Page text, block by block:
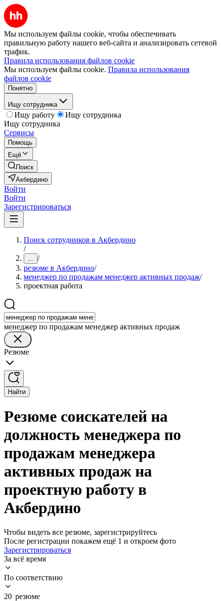
Мы используем файлы cookie, чтобы обеспечивать
правильную работу нашего веб-сайта и анализировать сетевой
трафик.
Правила использования файлов cookie
Мы используем файлы cookie. Правила использования
файлов cookie
Понятно
Ищу сотрудника
Ищу работу
Ищу сотрудника
Ищу сотрудника
Сервисы
Помощь
Ещё
Поиск
Акбердино
Войти
Войти
Зарегистрироваться
Поиск сотрудников в Акбердино
/
... /
резюме в Акбердино/
менеджер по продажам менеджер активных продаж/
проектная работа
менеджер по продажам менеджер активных продаж
Резюме
Найти
Резюме соискателей на
должность менеджера по
продажам менеджера
активных продаж на
проектную работу в
Акбердино
Чтобы видеть все резюме, зарегистрируйтесь
После регистрации покажем ещё 1 и откроем фото
Зарегистрироваться
За всё время
По соответствию
20 резюме